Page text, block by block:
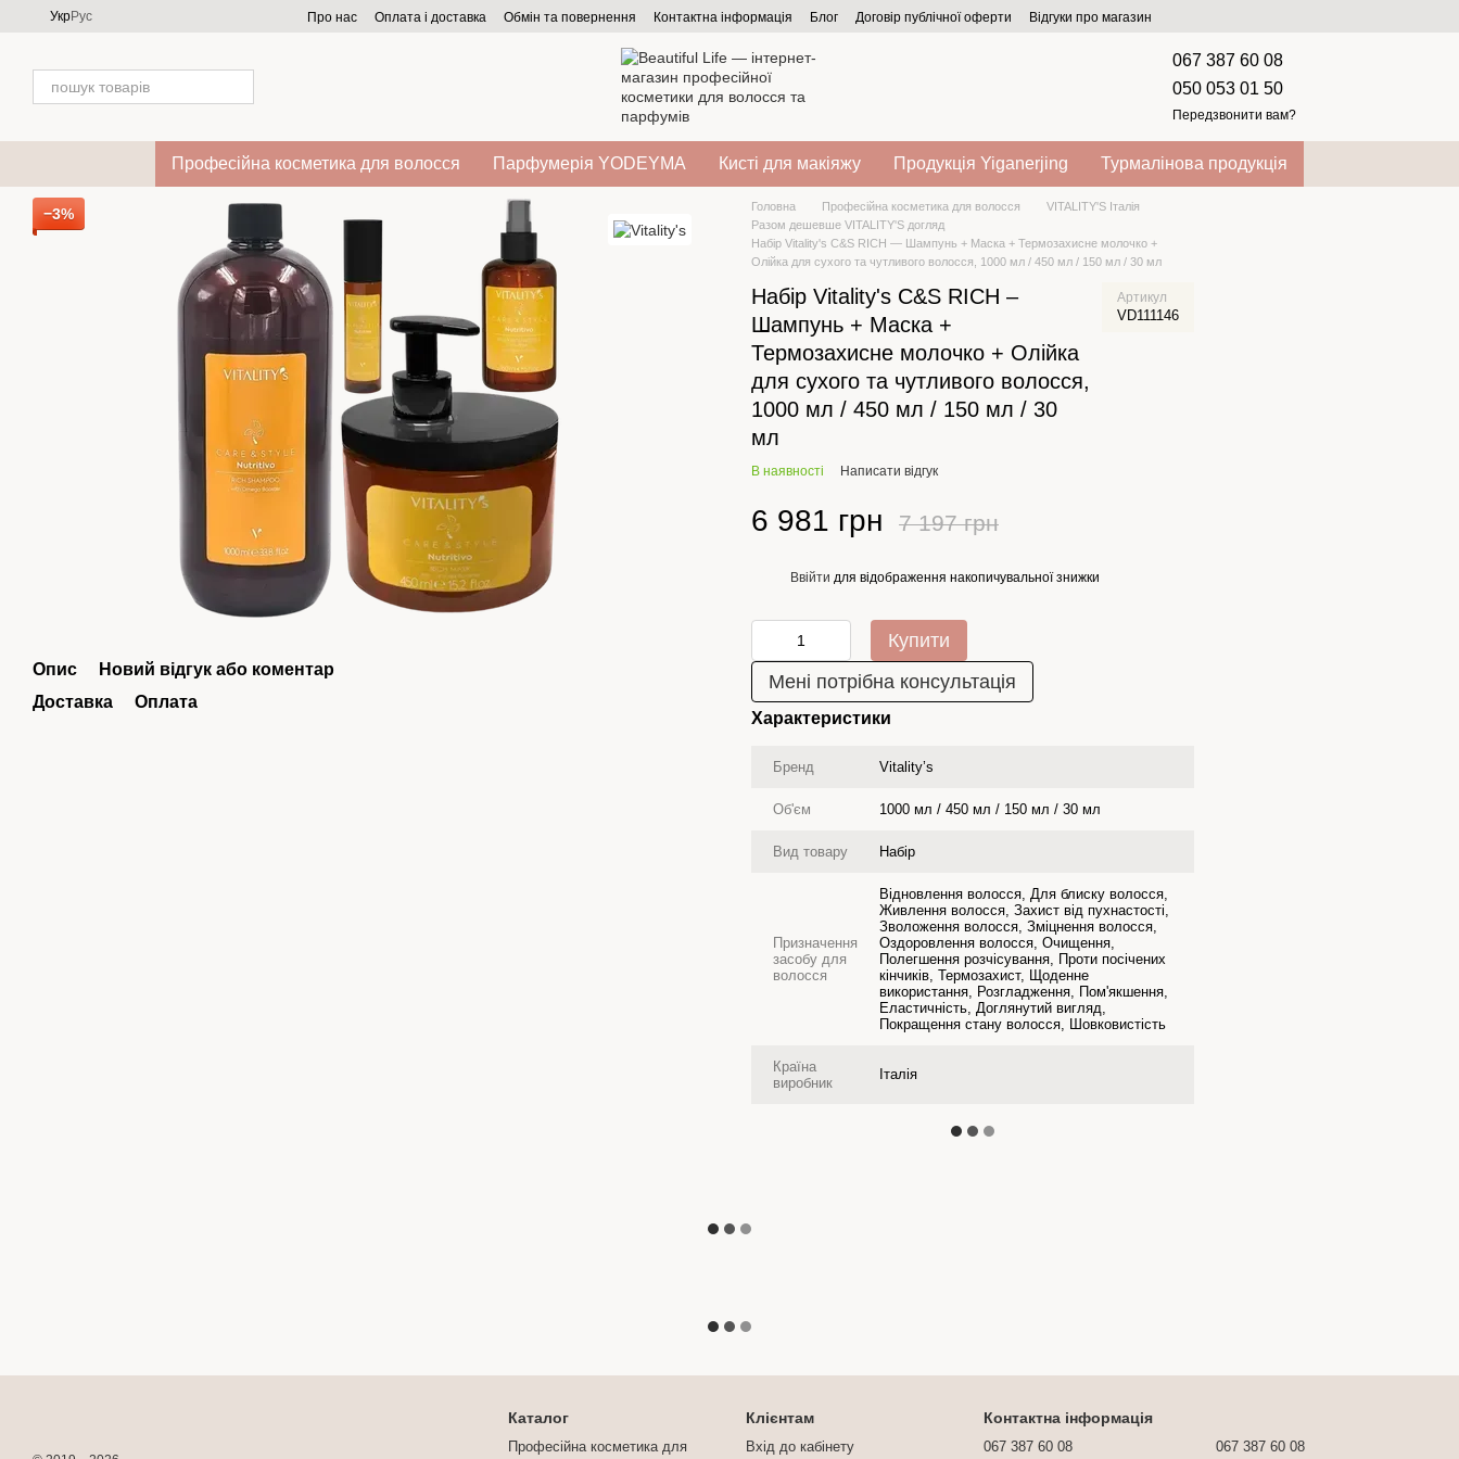
Перейти до основного контенту
УкрРус Про нас Оплата і доставка Обмін та повернення Контактна інформація Блог Договір публічної оферти Відгуки про магазин
067 387 60 08
050 053 01 50
Передзвонити вам?
Професійна косметика для волосся Парфумерія YODEYMA Кисті для макіяжу Продукція Yiganerjing Турмалінова продукція
−3%
Опис
Новий відгук або коментар
Доставка
Оплата
Головна Професійна косметика для волосся
VITALITY'S Італія
Разом дешевше VITALITY'S догляд
Набір Vitality's C&S RICH — Шампунь + Маска + Термозахисне молочко +
Олійка для сухого та чутливого волосся, 1000 мл / 450 мл / 150 мл / 30 мл
Набір Vitality's C&S RICH –
Шампунь + Маска +
Термозахисне молочко + Олійка
для сухого та чутливого волосся,
1000 мл / 450 мл / 150 мл / 30
мл
Артикул
VD111146
В наявності Написати відгук
6 981 грн 7 197 грн
Ввійти для відображення накопичувальної знижки
Купити
Мені потрібна консультація
Характеристики
Бренд Vitality’s
Об'єм 1000 мл / 450 мл / 150 мл / 30 мл
Вид товару Набір
Призначення
засобу для
волосся
Відновлення волосся, Для блиску волосся,
Живлення волосся, Захист від пухнастості,
Зволоження волосся, Зміцнення волосся,
Оздоровлення волосся, Очищення,
Полегшення розчісування, Проти посічених
кінчиків, Термозахист, Щоденне
використання, Розгладження, Пом'якшення,
Еластичність, Доглянутий вигляд,
Покращення стану волосся, Шовковистість
Країна
виробник
Італія
Каталог
Професійна косметика для
Клієнтам
Вхід до кабінету
Контактна інформація
067 387 60 08 067 387 60 08